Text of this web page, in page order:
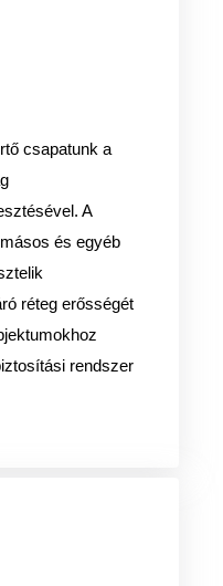
csapatunk a
A
és egyéb
réteg erősségét
rendszer